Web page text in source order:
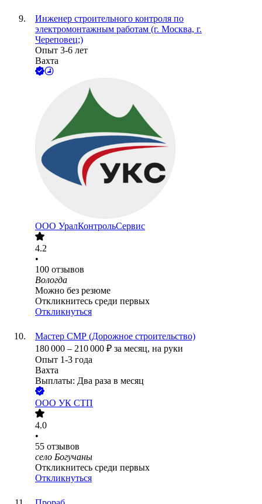
Инженер строительного контроля по
электромонтажным работам (г. Москва, г.
Череповец;)
Опыт 3-6 лет
Вахта
ООО УралКонтрольСервис
4.2
•
100 отзывов
Вологда
Можно без резюме
Откликнитесь среди первых
Откликнуться
Мастер СМР (Дорожное строительство)
180 000 – 210 000 ₽ за месяц, на руки
Опыт 1-3 года
Вахта
Выплаты: Два раза в месяц
ООО УК СТП
4.0
•
55 отзывов
село Богучаны
Откликнитесь среди первых
Откликнуться